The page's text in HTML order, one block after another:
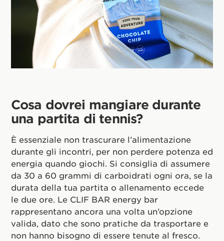
Cosa dovrei mangiare durante
una partita di tennis?
È essenziale non trascurare l’alimentazione
durante gli incontri, per non perdere potenza ed
energia quando giochi. Si consiglia di assumere
da 30 a 60 grammi di carboidrati ogni ora, se la
durata della tua partita o allenamento eccede
le due ore. Le CLIF BAR energy bar
rappresentano ancora una volta un’opzione
valida, dato che sono pratiche da trasportare e
non hanno bisogno di essere tenute al fresco.